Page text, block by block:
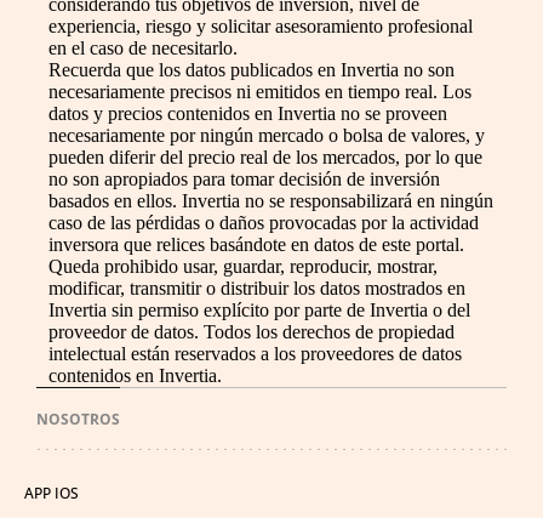
considerando tus objetivos de inversión, nivel de
experiencia, riesgo y solicitar asesoramiento profesional
en el caso de necesitarlo.
Recuerda que los datos publicados en Invertia no son
necesariamente precisos ni emitidos en tiempo real. Los
datos y precios contenidos en Invertia no se proveen
necesariamente por ningún mercado o bolsa de valores, y
pueden diferir del precio real de los mercados, por lo que
no son apropiados para tomar decisión de inversión
basados en ellos. Invertia no se responsabilizará en ningún
caso de las pérdidas o daños provocadas por la actividad
inversora que relices basándote en datos de este portal.
Queda prohibido usar, guardar, reproducir, mostrar,
modificar, transmitir o distribuir los datos mostrados en
Invertia sin permiso explícito por parte de Invertia o del
proveedor de datos. Todos los derechos de propiedad
intelectual están reservados a los proveedores de datos
contenidos en Invertia.
NOSOTROS
APP IOS